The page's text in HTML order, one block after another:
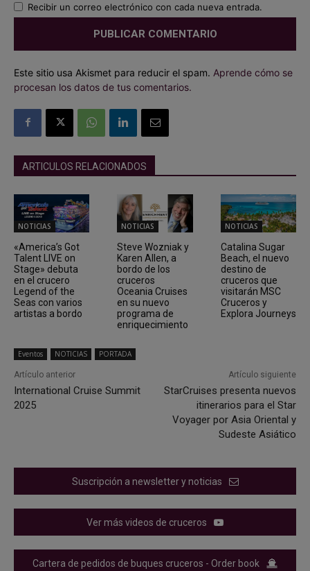
Recibir un correo electrónico con cada nueva entrada.
Este sitio usa Akismet para reducir el spam. Aprende cómo se
procesan los datos de tus comentarios.
ARTICULOS RELACIONADOS
NOTICIAS
«America’s Got
Talent LIVE on
Stage» debuta
en el crucero
Legend of the
Seas con varios
artistas a bordo
NOTICIAS
Steve Wozniak y
Karen Allen, a
bordo de los
cruceros
Oceania Cruises
en su nuevo
programa de
enriquecimiento
NOTICIAS
Catalina Sugar
Beach, el nuevo
destino de
cruceros que
visitarán MSC
Cruceros y
Explora Journeys
Eventos NOTICIAS PORTADA
Artículo anterior
International Cruise Summit
2025
Artículo siguiente
StarCruises presenta nuevos
itinerarios para el Star
Voyager por Asia Oriental y
Sudeste Asiático
Suscripción a newsletter y noticias
Ver más videos de cruceros
Cartera de pedidos de buques cruceros - Order book